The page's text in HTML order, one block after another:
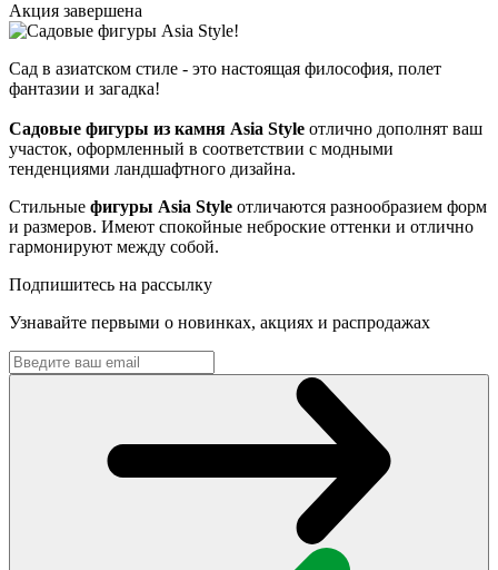
Акция завершена
Сад в азиатском стиле - это настоящая философия, полет
фантазии и загадка!
Садовые фигуры из камня Asia Style отлично дополнят ваш
участок, оформленный в соответствии с модными
тенденциями ландшафтного дизайна.
Стильные фигуры Asia Style отличаются разнообразием форм
и размеров. Имеют спокойные неброские оттенки и отлично
гармонируют между собой.
Подпишитесь на рассылку
Узнавайте первыми о новинках, акциях и распродажах